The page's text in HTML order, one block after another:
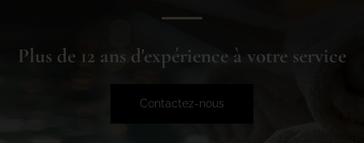
Plus de 12 ans d'expérience à votre service
Contactez-nous